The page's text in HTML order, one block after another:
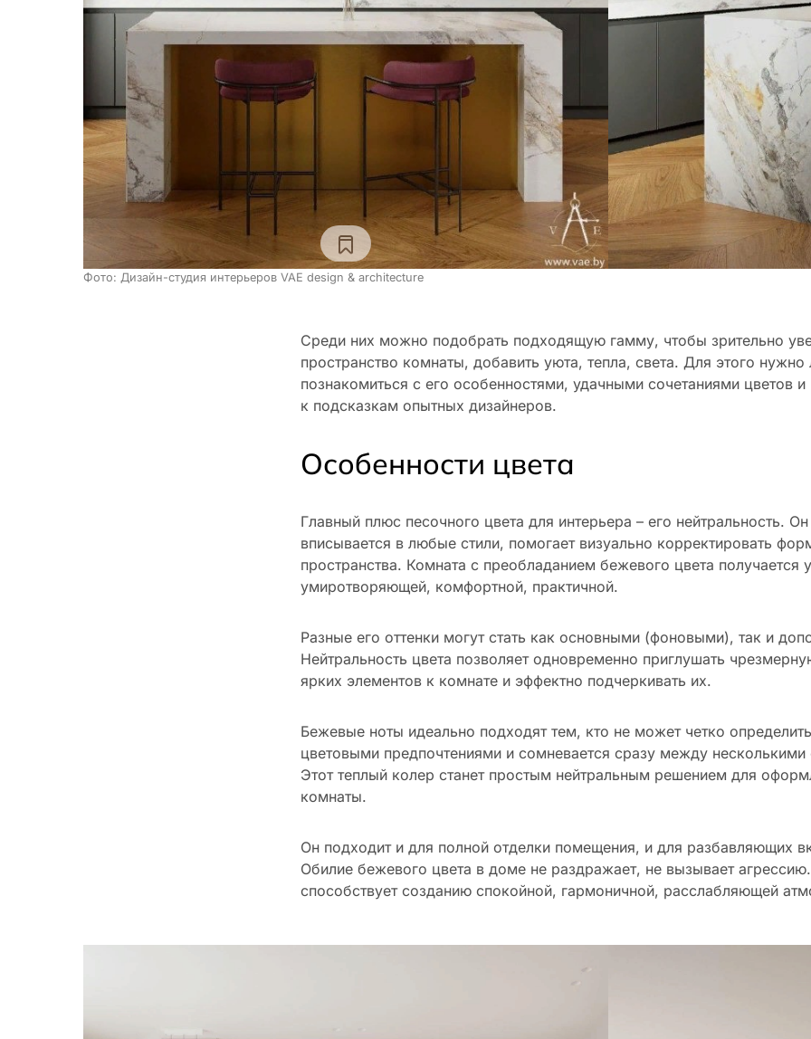
Фото: Дизайн-студия интерьеров VAE design & architecture
Среди них можно подобрать подходящую гамму, чтобы зрительно
пространство комнаты, добавить уюта, тепла, света. Для этого
познакомиться с его особенностями, удачными сочетаниями цветов и
к подсказкам опытных дизайнеров.
Особенности цвета
Главный плюс песочного цвета для интерьера – его нейтральность.
вписывается в любые стили, помогает визуально корректировать
пространства. Комната с преобладанием бежевого цвета получается
умиротворяющей, комфортной, практичной.
Разные его оттенки могут стать как основными (фоновыми), так и
Нейтральность цвета позволяет одновременно приглушать
ярких элементов к комнате и эффектно подчеркивать их.
Бежевые ноты идеально подходят тем, кто не может четко
цветовыми предпочтениями и сомневается сразу между несколькими
Этот теплый колер станет простым нейтральным решением для
комнаты.
Он подходит и для полной отделки помещения, и для разбавляющих
Обилие бежевого цвета в доме не раздражает, не вызывает
способствует созданию спокойной, гармоничной, расслабляющей